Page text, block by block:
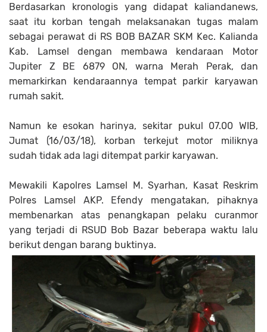
Berdasarkan kronologis yang didapat kaliandanews,
saat itu korban tengah melaksanakan tugas malam
sebagai perawat di RS BOB BAZAR SKM Kec. Kalianda
Kab. Lamsel dengan membawa kendaraan Motor
Jupiter Z BE 6879 ON, warna Merah Perak, dan
memarkirkan kendaraannya tempat parkir karyawan
rumah sakit.
Namun ke esokan harinya, sekitar pukul 07.00 WIB,
Jumat (16/03/18), korban terkejut motor miliknya
sudah tidak ada lagi ditempat parkir karyawan.
Mewakili Kapolres Lamsel M. Syarhan, Kasat Reskrim
Polres Lamsel AKP. Efendy mengatakan, pihaknya
membenarkan atas penangkapan pelaku curanmor
yang terjadi di RSUD Bob Bazar beberapa waktu lalu
berikut dengan barang buktinya.